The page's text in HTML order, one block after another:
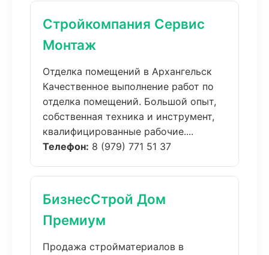
Стройкомпания Сервис
Монтаж
Отделка помещений в Архангельск
Качественное выполнение работ по
отделка помещений. Большой опыт,
собственная техника и инструмент,
квалифицированные рабочие....
Телефон: 8 (979) 771 51 37
БизнесСтрой Дом
Премиум
Продажа стройматериалов в